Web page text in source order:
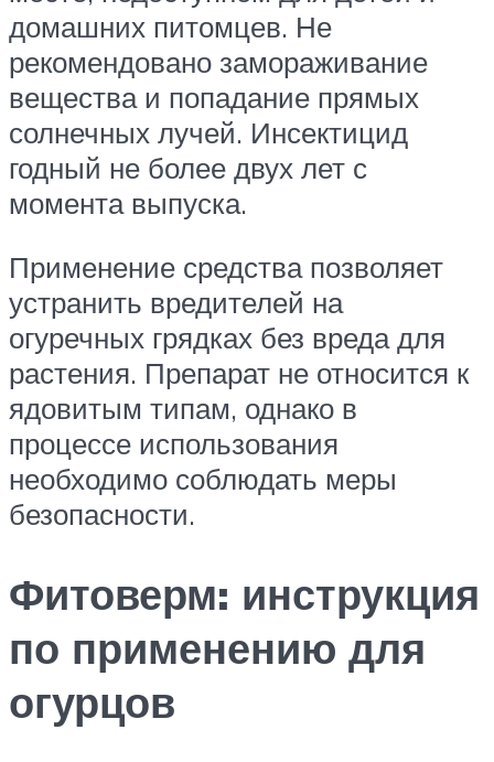
домашних питомцев. Не
рекомендовано замораживание
вещества и попадание прямых
солнечных лучей. Инсектицид
годный не более двух лет с
момента выпуска.
Применение средства позволяет
устранить вредителей на
огуречных грядках без вреда для
растения. Препарат не относится к
ядовитым типам, однако в
процессе использования
необходимо соблюдать меры
безопасности.
Фитоверм: инструкция
по применению для
огурцов